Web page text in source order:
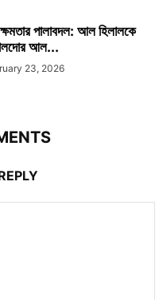
পালাবদল: আল হিলালকে
আল...
23, 2026